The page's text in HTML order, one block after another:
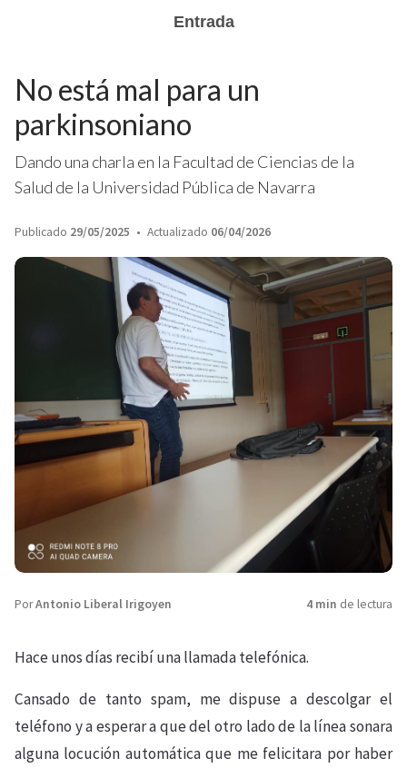
Entrada
No está mal para un
parkinsoniano
Dando una charla en la Facultad de Ciencias de la
Salud de la Universidad Pública de Navarra
Publicado 29/05/2025 Actualizado 06/04/2026
PorAntonio Liberal Irigoyen 4 min de lectura
Hace unos días recibí una llamada telefónica.
Cansado de tanto spam, me dispuse a descolgar el
teléfono y a esperar a que del otro lado de la línea sonara
alguna locución automática que me felicitara por haber